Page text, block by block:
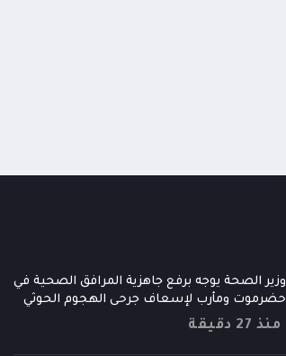
وزير الصحة يوجه برفع جاهزية المرافق الصحية في
حضرموت ومأرب لإسعاف جرحى الهجوم الحوثي
منذ 27 دقيقة